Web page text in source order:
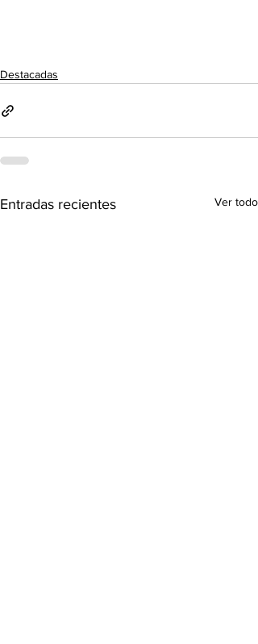
Destacadas
Entradas recientes Ver todo